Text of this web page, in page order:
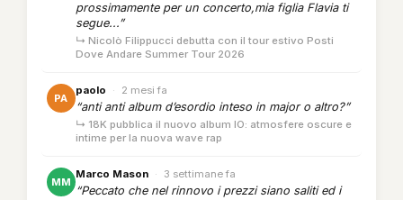
prossimamente per un concerto,mia figlia Flavia ti
segue...”
↳ Nicolò Filippucci debutta con il tour estivo Posti
Dove Andare Summer Tour 2026
PA
paolo · 2 mesi fa
“anti anti album d’esordio inteso in major o altro?”
↳ 18K pubblica il nuovo album IO: atmosfere oscure e
intime per la nuova wave rap
MM
Marco Mason · 3 settimane fa
“Peccato che nel rinnovo i prezzi siano saliti ed i